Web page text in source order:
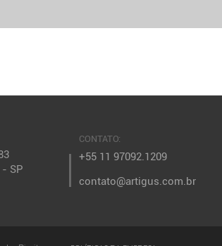
SP
CONTATO:
+55 11 97092.1209
contato@artigus.com.br